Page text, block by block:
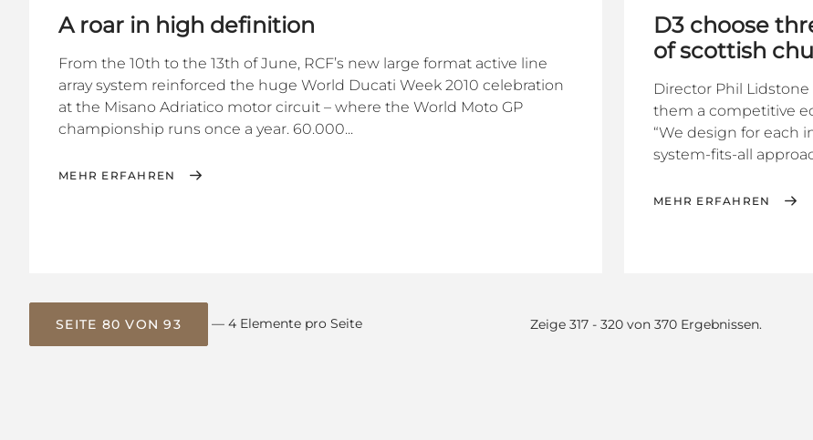
A roar in high definition
From the 10th to the 13th of June, RCF’s new large format active line
array system reinforced the huge World Ducati Week 2010 celebration
at the Misano Adriatico motor circuit – where the World Moto GP
championship runs once a year. 60.000...
MEHR ERFAHREN
D3 choose
of scottish
Director Phil
them a competitive
“We design for each
system-fits-all
MEHR ERFAHREN
SEITE 80 VON 93 — 4 Elemente pro Seite Zeige 317 - 320 von 370 Ergebnissen.